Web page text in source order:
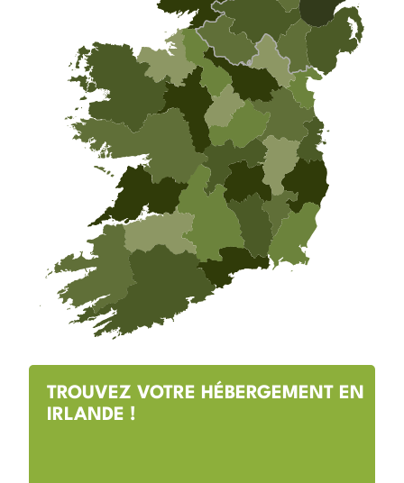
TROUVEZ VOTRE HÉBERGEMENT EN
IRLANDE !